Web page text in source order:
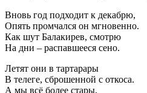
Вновь год подходит к декабрю,
Опять промчался он мгновенно.
Как шут Балакирев, смотрю
На дни – распавшееся сено.
Летят они в тартарары
В телеге, сброшенной с откоса.
А мы всё более стары,